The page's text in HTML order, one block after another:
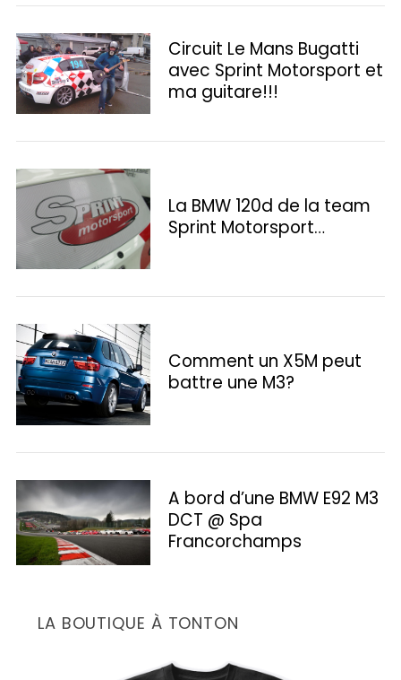
Circuit Le Mans Bugatti
avec Sprint Motorsport et
ma guitare!!!
La BMW 120d de la team
Sprint Motorsport…
Comment un X5M peut
battre une M3?
A bord d’une BMW E92 M3
DCT @ Spa
Francorchamps
LA BOUTIQUE À TONTON
S
e
a
r
h
f
o
r
: